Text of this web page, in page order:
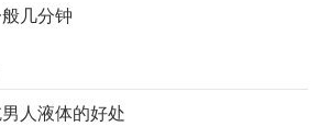
几分钟
人液体的好处